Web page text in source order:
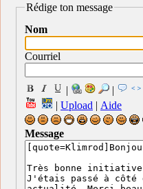
Rédige ton message
Nom
Courriel
| |
| Upload | Aide
Message